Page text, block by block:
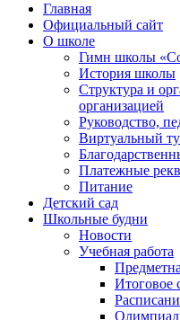
Главная
Официальный сайт
О школе
Гимн школы
История школы
Структура и
организацией
Руководство,
Виртуальный
Платежные
Питание
Детский сад
Школьные будни
Новости
Учебная работа
Итоговое